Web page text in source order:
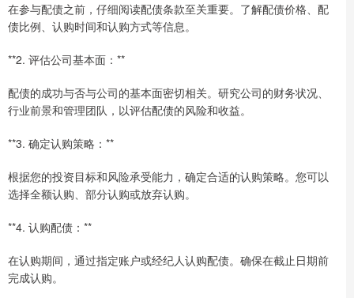
在参与配债之前，仔细阅读配债条款至关重要。了解配债价格、配
债比例、认购时间和认购方式等信息。
**2. 评估公司基本面：**
配债的成功与否与公司的基本面密切相关。研究公司的财务状况、
行业前景和管理团队，以评估配债的风险和收益。
**3. 确定认购策略：**
根据您的投资目标和风险承受能力，确定合适的认购策略。您可以
选择全额认购、部分认购或放弃认购。
**4. 认购配债：**
在认购期间，通过指定账户或经纪人认购配债。确保在截止日期前
完成认购。